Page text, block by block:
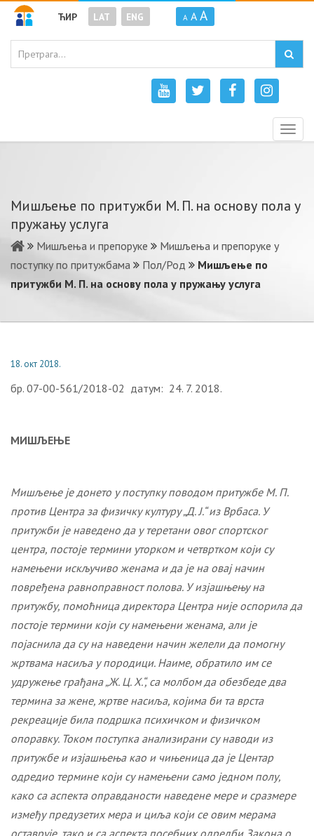
ЋИР LAT ENG A A A
Мишљење по притужби М. П. на основу пола у
пружању услуга
Мишљења и препоруке
Мишљења и препоруке у
поступку по притужбама
Пол/Род
Мишљење по
притужби М. П. на основу пола у пружању услуга
18. окт 2018.
бр. 07-00-561/2018-02 датум: 24. 7. 2018.
МИШЉЕЊЕ
Мишљење је донето у поступку поводом притужбe М. П.
против Центра за физичку културу „Д. Ј.“ из Врбаса. У
притужби је наведено да у теретани овог спортског
центра, постоје термини уторком и четвртком који су
намењени искључиво женама и да је на овај начин
повређена равноправност полова. У изјашњењу на
притужбу, помоћница директора Центра није оспорила да
постоје термини који су намењени женама, али је
појаснила да су на наведени начин желели да помогну
жртвама насиља у породици. Наиме, обратило им се
удружење грађана „Ж. Ц. Х.“, са молбом да обезбеде два
термина за жене, жртве насиља, којима би та врста
рекреације била подршка психичком и физичком
опоравку. Током поступка анализирани су наводи из
притужбе и изјашњења као и чињеница да је Центар
одредио термине који су намењени само једном полу,
како са аспекта оправданости наведене мере и сразмере
између предузетих мера и циљакоји се овим мерама
оставрује, тако и са аспекта посебних одредби Закона о